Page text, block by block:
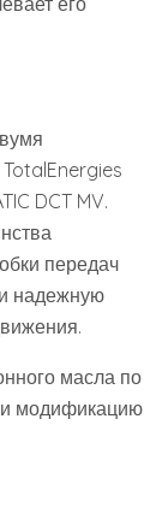
DCT MV.
передач
надежную
масла по
и модификацию